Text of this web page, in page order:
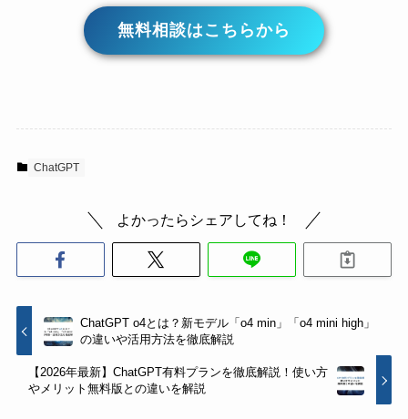
無料相談はこちらから
ChatGPT
よかったらシェアしてね！
ChatGPT o4とは？新モデル「o4 min」「o4 mini high」
の違いや活用方法を徹底解説
【2026年最新】ChatGPT有料プランを徹底解説！使い方
やメリット無料版との違いを解説